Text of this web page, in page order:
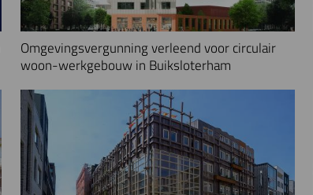
Omgevingsvergunning verleend voor circulair
woon-werkgebouw in Buiksloterham